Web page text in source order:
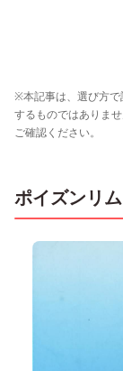
※本記事は、選び方で
するものではありま
ご確認ください。
ポイズンリ